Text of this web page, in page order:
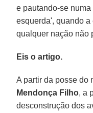
e pautando-se
esquerda', quando
qualquer nação não
Eis o artigo.
A partir da posse do
Mendonça Filho, a
desconstrução dos